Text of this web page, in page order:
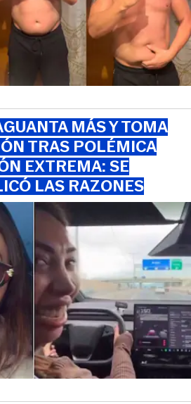
MÁS Y TOMA
TRAS POLÉMICA
EXTREMA: SE
LAS RAZONES